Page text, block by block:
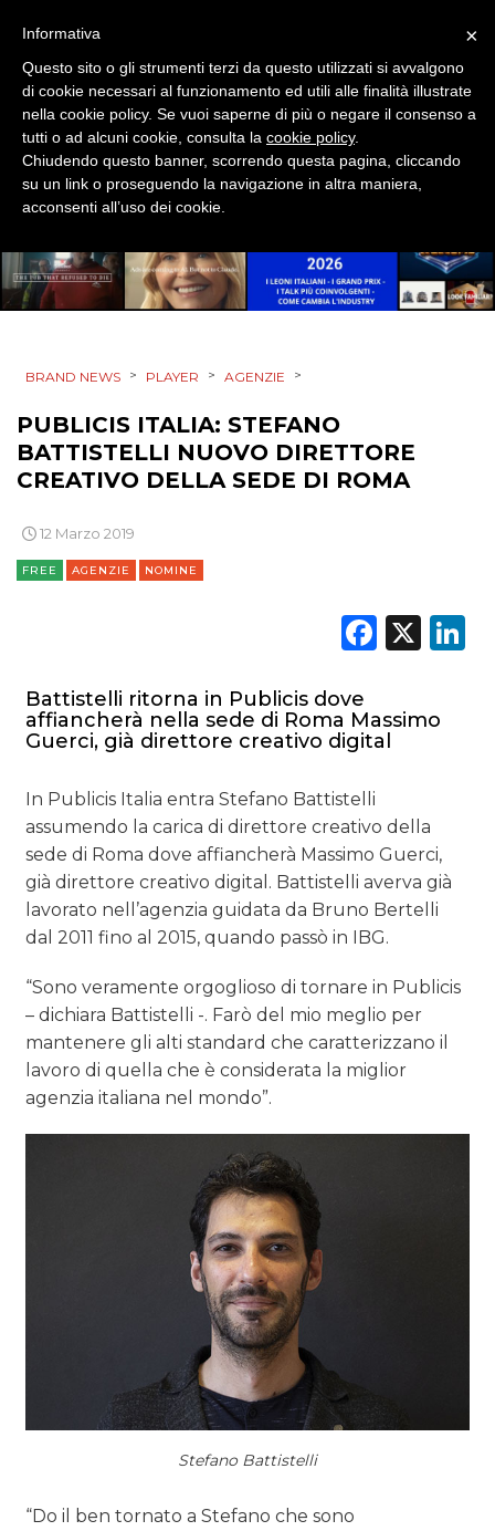
STRATEGIE
CINEMA
EDITORIA
RADIO / AUDIO
TV
PREVISIONI/SCENARI
NORMATIVE
TREND
CASE HISTORY
OPINIONI
BRAND NEWS > PLAYER > AGENZIE >
PUBLICIS ITALIA: STEFANO
BATTISTELLI NUOVO DIRETTORE
CREATIVO DELLA SEDE DI ROMA
12 Marzo 2019
FREE AGENZIE NOMINE
X
Battistelli ritorna in Publicis dove
affiancherà nella sede di Roma Massimo
Guerci, già direttore creativo digital
In Publicis Italia entra Stefano Battistelli
assumendo la carica di direttore creativo della
sede di Roma dove affiancherà Massimo Guerci,
già direttore creativo digital. Battistelli averva già
lavorato nell’agenzia guidata da Bruno Bertelli
dal 2011 fino al 2015, quando passò in IBG.
“Sono veramente orgoglioso di tornare in Publicis
– dichiara Battistelli -. Farò del mio meglio per
mantenere gli alti standard che caratterizzano il
lavoro di quella che è considerata la miglior
agenzia italiana nel mondo”.
Stefano Battistelli
“Do il ben tornato a Stefano che sono
×
Informativa
Questo sito o gli strumenti terzi da questo utilizzati si avvalgono
di cookie necessari al funzionamento ed utili alle finalità illustrate
nella cookie policy. Se vuoi saperne di più o negare il consenso a
tutti o ad alcuni cookie, consulta la cookie policy.
Chiudendo questo banner, scorrendo questa pagina, cliccando
su un link o proseguendo la navigazione in altra maniera,
acconsenti all’uso dei cookie.